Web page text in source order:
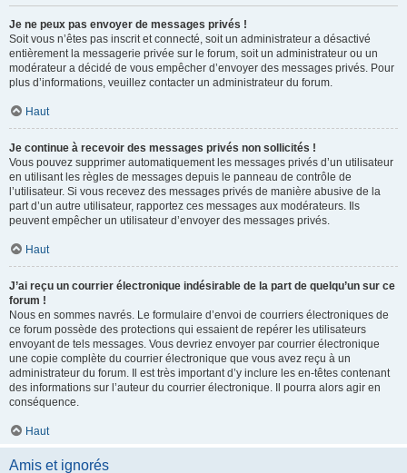
Je ne peux pas envoyer de messages privés !
Soit vous n’êtes pas inscrit et connecté, soit un administrateur a désactivé
entièrement la messagerie privée sur le forum, soit un administrateur ou un
modérateur a décidé de vous empêcher d’envoyer des messages privés. Pour
plus d’informations, veuillez contacter un administrateur du forum.
Haut
Je continue à recevoir des messages privés non sollicités !
Vous pouvez supprimer automatiquement les messages privés d’un utilisateur
en utilisant les règles de messages depuis le panneau de contrôle de
l’utilisateur. Si vous recevez des messages privés de manière abusive de la
part d’un autre utilisateur, rapportez ces messages aux modérateurs. Ils
peuvent empêcher un utilisateur d’envoyer des messages privés.
Haut
J’ai reçu un courrier électronique indésirable de la part de quelqu’un sur ce
forum !
Nous en sommes navrés. Le formulaire d’envoi de courriers électroniques de
ce forum possède des protections qui essaient de repérer les utilisateurs
envoyant de tels messages. Vous devriez envoyer par courrier électronique
une copie complète du courrier électronique que vous avez reçu à un
administrateur du forum. Il est très important d’y inclure les en-têtes contenant
des informations sur l’auteur du courrier électronique. Il pourra alors agir en
conséquence.
Haut
Amis et ignorés